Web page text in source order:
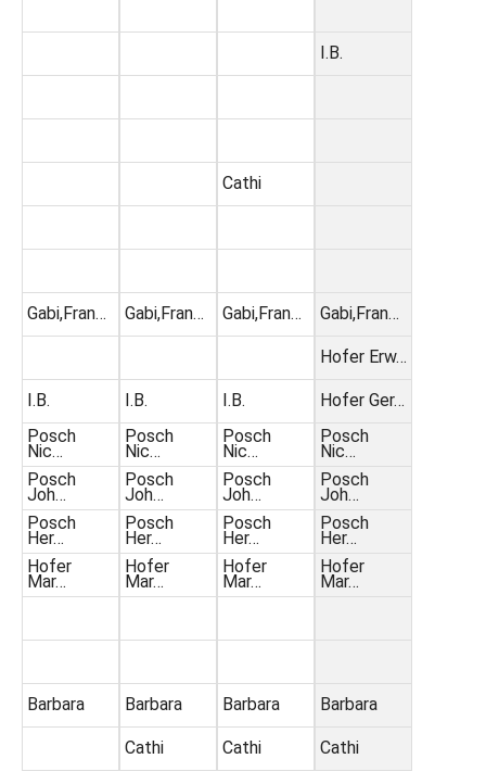
Gabi,Fran…
I.B.
Posch
Nic…
Posch
Joh…
Posch
Her…
Hofer
Mar…
Barbara
Gabi,Fran…
I.B.
Posch
Nic…
Posch
Joh…
Posch
Her…
Hofer
Mar…
Barbara
Cathi
Cathi
Gabi,Fran…
I.B.
Posch
Nic…
Posch
Joh…
Posch
Her…
Hofer
Mar…
Barbara
Cathi
I.B.
Gabi,Fran…
Hofer Erw…
Hofer Ger…
Posch
Nic…
Posch
Joh…
Posch
Her…
Hofer
Mar…
Barbara
Cathi